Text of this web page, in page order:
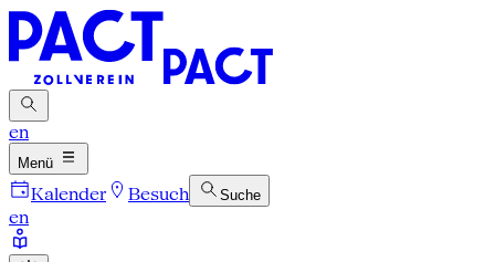
en
Menü
Kalender Besuch Suche
en